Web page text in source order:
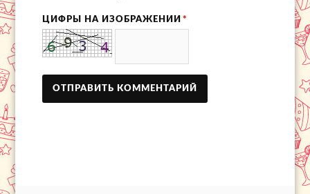
ЦИФРЫ НА ИЗОБРАЖЕНИИ *